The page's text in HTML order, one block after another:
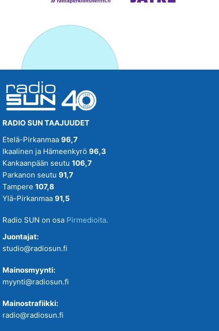
RADIO SUN TAAJUUDET
Etelä-Pirkanmaa 96,7
Ikaalinen ja Hämeenkyrö 96,3
Kankaanpään seutu 106,7
Parkanon seutu 91,7
Tampere 107,8
Ylä-Pirkanmaa 91,5
Radio SUN on osa Pirmedioita.
Juontajat:
studio@radiosun.fi
Mainosmyynti:
myynti@radiosun.fi
Mainostrafiikki:
radio@radiosun.fi